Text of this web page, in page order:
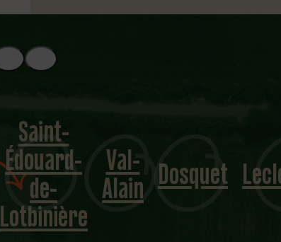
Saint-
Édouard-
de-
Lotbinière
Val-
Alain Dosquet